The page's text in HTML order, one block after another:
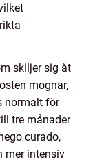
skiljer sig åt
mognar,
normalt för
tre månader
curado,
mer intensiv